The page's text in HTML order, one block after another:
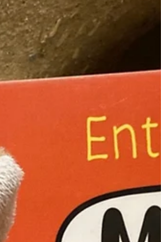
ganz dumme Idee ausprobiert. Doch
gemeinsam kommen die Tiere auf eine
Idee. Es braucht einen Plan - und zwar
einen Hitze-Überlebens-Spaß-Plan. Jedes
Tier ist gefragt und bringt sich aktiv ein. Wie
der Plan dann aussieht? Lest selbst!